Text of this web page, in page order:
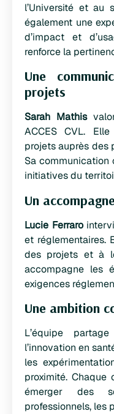
l’Université et au
également une
d’impact et
renforce la
Une
projets
Sarah Mathis
ACCES CVL.
projets auprès des
Sa communication
initiatives du
Un
Lucie Ferraro
et réglementaires.
des projets et à
accompagne les
exigences
Une ambition
L’équipe
l’innovation en
les
proximité.
émerger des
professionnels, les